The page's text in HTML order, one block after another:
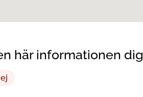
här informationen